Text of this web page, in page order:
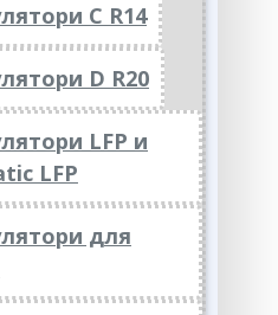
C R14
D R20
LFP и
LFP
для